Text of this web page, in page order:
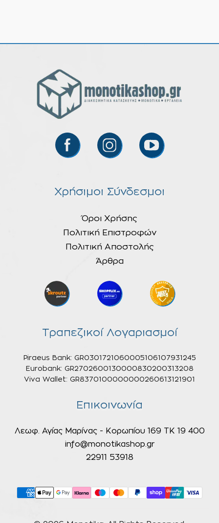
Χρήσιμοι Σύνδεσμοι
Όροι Χρήσης
Πολιτική Επιστροφών
Πολιτική Αποστολής
Άρθρα
Τραπεζικοί Λογαριασμοί
Piraeus Bank: GR0301721060005106107931245
Eurobank: GR2702600130000830200313208
Viva Wallet: GR8370100000000260613121901
Επικοινωνία
Λεωφ. Αγίας Μαρίνας - Κορωπίου 169 ΤΚ 19 400
info@monotikashop.gr
22911 53918